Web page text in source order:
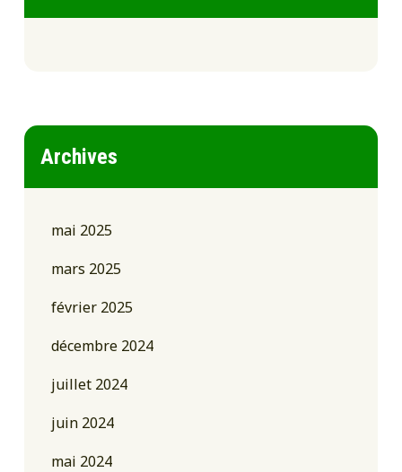
Archives
mai 2025
mars 2025
février 2025
décembre 2024
juillet 2024
juin 2024
mai 2024